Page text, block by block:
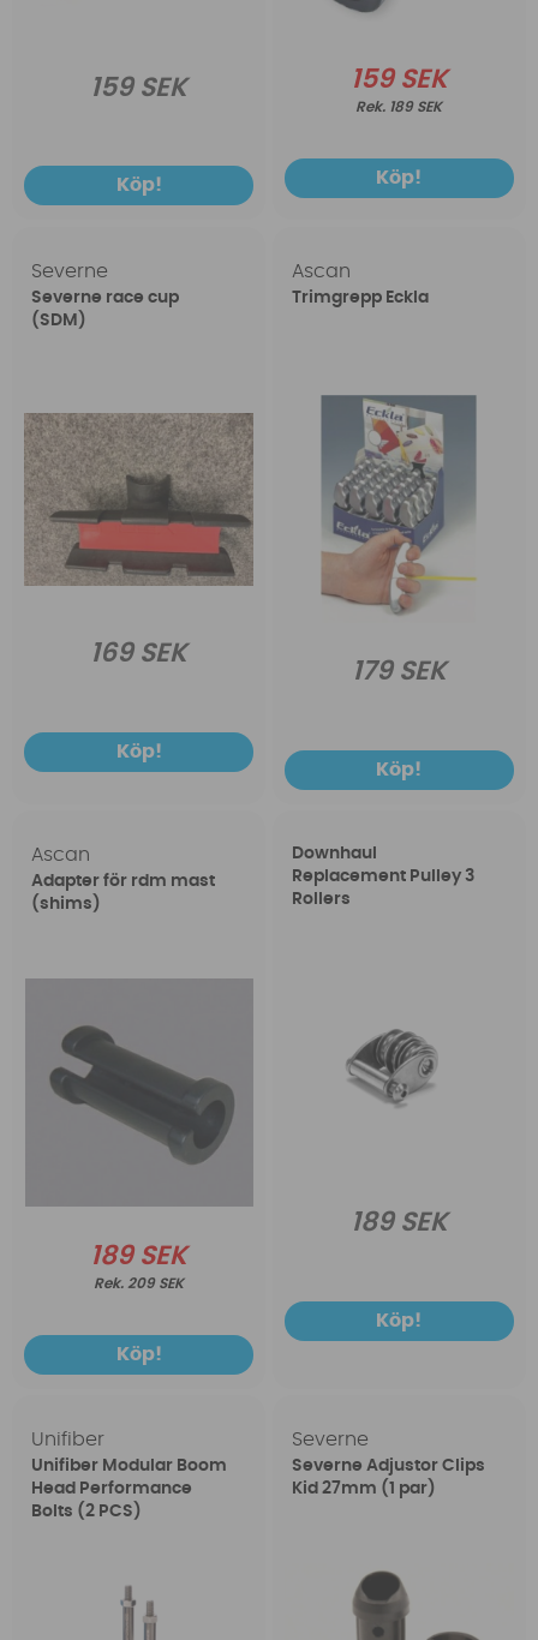
159 SEK
Köp!
159 SEK
189 SEK
Köp!
Severne
Severne race cup
(SDM)
169 SEK
Köp!
Ascan
Trimgrepp Eckla
179 SEK
Köp!
Ascan
Adapter för rdm mast
(shims)
189 SEK
209 SEK
Köp!
Downhaul
Replacement Pulley 3
Rollers
189 SEK
Köp!
Unifiber
Unifiber Modular Boom
Head Performance
Bolts (2 PCS)
Severne
Severne Adjustor Clips
Kid 27mm (1 par)